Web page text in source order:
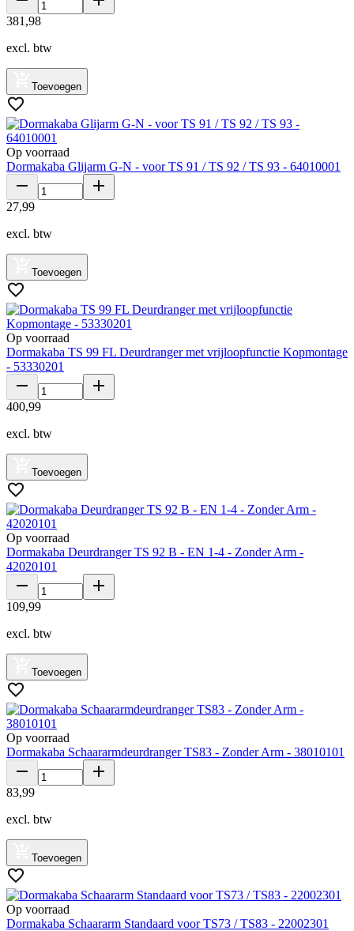
381 ,98
excl. btw
Toevoegen
Op voorraad
Dormakaba Glijarm G-N - voor TS 91 / TS 92 / TS 93 - 64010001
27,99
excl. btw
Toevoegen
Op voorraad
Dormakaba TS 99 FL Deurdranger met vrijloopfunctie Kopmontage
- 53330201
400,99
excl. btw
Toevoegen
Op voorraad
Dormakaba Deurdranger TS 92 B - EN 1-4 - Zonder Arm -
42020101
109,99
excl. btw
Toevoegen
Op voorraad
Dormakaba Schaararmdeurdranger TS83 - Zonder Arm - 38010101
83,99
excl. btw
Toevoegen
Op voorraad
Dormakaba Schaararm Standaard voor TS73 / TS83 - 22002301